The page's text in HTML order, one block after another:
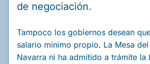
de negociación.
Tampoco los gobiernos desean
salario mínimo propio. La Mesa
Navarra ni ha admitido a trámite la